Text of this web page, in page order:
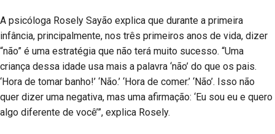
A psicóloga Rosely Sayão explica que durante a primeira
infância, principalmente, nos três primeiros anos de vida, dizer
“não” é uma estratégia que não terá muito sucesso. “Uma
criança dessa idade usa mais a palavra ‘não’ do que os pais.
‘Hora de tomar banho!’ ‘Não.’ ‘Hora de comer.’ ‘Não’. Isso não
quer dizer uma negativa, mas uma afirmação: ‘Eu sou eu e quero
algo diferente de você’”, explica Rosely.